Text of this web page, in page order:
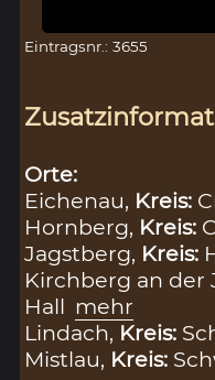
Eintragsnr.: 3655
Orte:
Eichenau, Kreis:
Hornberg, Kreis:
Jagstberg, Kreis:
Kirchberg an der
Hall mehr
Lindach, Kreis:
Mistlau, Kreis: